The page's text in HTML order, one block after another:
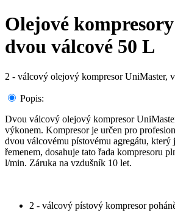
Olejové
dvou válcové 50 L
2 - válcový olejový kompresor UniMaster,
Popis:
Dvou válcový olejový kompresor
výkonem. Kompresor je určen pro
dvou válcovému pístovému agregátu,
řemenem, dosahuje tato řada kompresoru
l/min. Záruka na vzdušník 10 let.
2 - válcový pístový kompresor